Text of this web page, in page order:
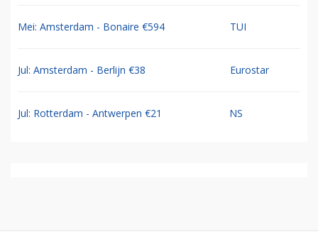
Mei: Amsterdam - Bonaire €594 TUI
Jul: Amsterdam - Berlijn €38 Eurostar
Jul: Rotterdam - Antwerpen €21 NS